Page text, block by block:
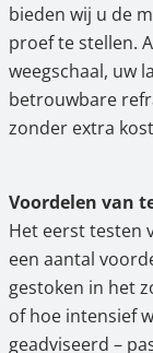
bieden wij u de
proef te stellen.
weegschaal, uw
betrouwbare
zonder extra
Voordelen van
Het eerst testen
een aantal
gestoken in het
of hoe intensief
geadviseerd –